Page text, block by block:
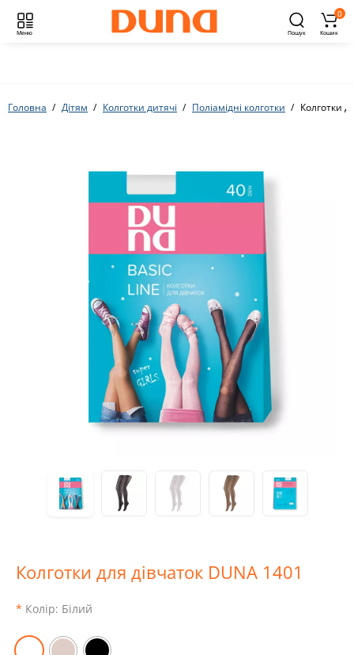
Меню Пошук
0
Кошик
Головна Дітям Колготки дитячі Поліамідні колготки Колготки
Колготки для дівчаток DUNA 1401
Колір: Білий